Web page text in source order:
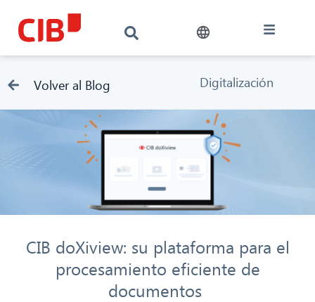
Volver al Blog Digitalización
CIB doXiview: su plataforma para el
procesamiento eficiente de
documentos